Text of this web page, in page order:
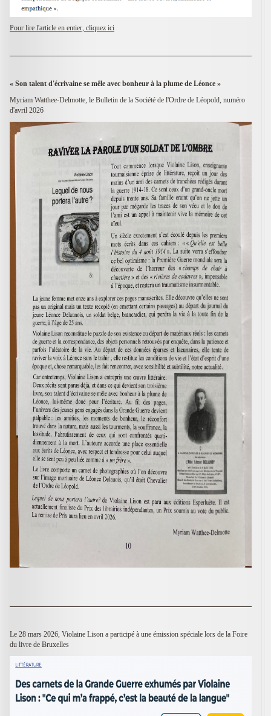
Pour lire l'article en entier, cliquez ici
« Son talent d'écrivaine se mêle avec bonheur à la plume de Léonce »
Myriam Watthee-Delmotte, le Bulletin de la Société de l'Ordre de Léopold, numéro
d'avril 2026
Le 28 mars 2026, Violaine Lison a participé à une émission spéciale lors de la Foire
du livre de Bruxelles